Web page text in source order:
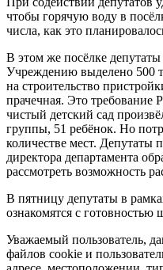
чтобы горячую воду в
числа, как это
В этом же посёлке депутаты
Учреждению выделено 500
на строительство
прачечная. Это
чистый детский сад
группы, 51 ребёнок. Но
количестве мест. Депутаты
директора департамента
рассмотреть возможность
В пятницу депутаты в
ознакомятся с готовностью
Уважаемый пользователь,
файлов cookie и